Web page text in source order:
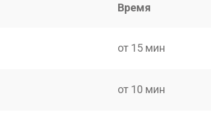
Время
от 15 мин
от 10 мин